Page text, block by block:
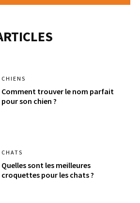
CHIENS
Comment trouver le nom parfait
pour son chien ?
CHATS
Quelles sont les meilleures
croquettes pour les chats ?